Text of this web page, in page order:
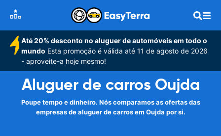
Até 20% desconto no aluguer de automóveis em todo o
mundo Esta promoção é válida até 11 de agosto de 2026
- aproveite-a hoje mesmo!
Aluguer de carros Oujda
Poupe tempo e dinheiro. Nós comparamos as ofertas das
empresas de aluguer de carros em Oujda por si.